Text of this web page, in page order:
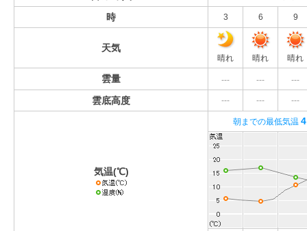
時 3 6 9
天気
晴れ 晴れ 晴れ
雲量 --- --- ---
雲底高度 --- --- ---
気温(℃)
朝までの最低気温